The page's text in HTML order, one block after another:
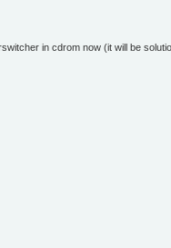
in cdrom now (it will be